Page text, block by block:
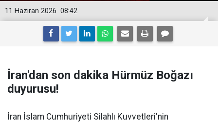
08:42
11 Haziran 2026
İran'dan son dakika Hürmüz Boğazı
duyurusu!
İran İslam Cumhuriyeti Silahlı Kuvvetleri'nin